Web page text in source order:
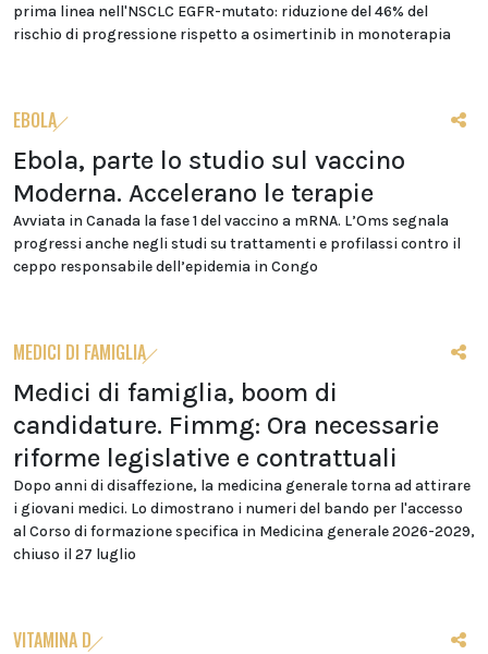
prima linea nell'NSCLC EGFR-mutato: riduzione del 46% del
rischio di progressione rispetto a osimertinib in monoterapia
EBOLA
Ebola, parte lo studio sul vaccino
Moderna. Accelerano le terapie
Avviata in Canada la fase 1 del vaccino a mRNA. L’Oms segnala
progressi anche negli studi su trattamenti e profilassi contro il
ceppo responsabile dell’epidemia in Congo
MEDICI DI FAMIGLIA
Medici di famiglia, boom di
candidature. Fimmg: Ora necessarie
riforme legislative e contrattuali
Dopo anni di disaffezione, la medicina generale torna ad attirare
i giovani medici. Lo dimostrano i numeri del bando per l'accesso
al Corso di formazione specifica in Medicina generale 2026-2029,
chiuso il 27 luglio
VITAMINA D